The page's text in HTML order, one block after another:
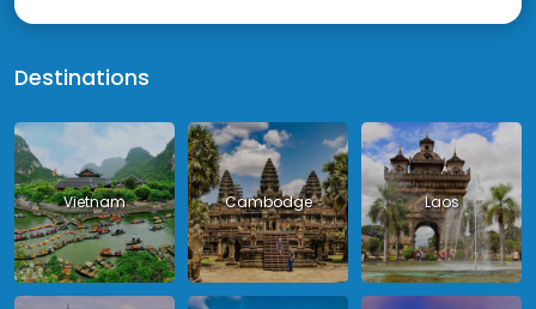
Destinations
Vietnam Cambodge Laos